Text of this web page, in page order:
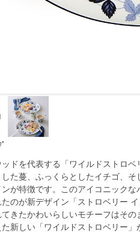
ドを代表する「ワイルドストロ
た蔓、ふっくらとしたイチゴ、
ンが特徴です。このアイコニック
のが新デザイン「ストロベリー イ
きたかわいらしいモチーフはそ
新しい「ワイルドストロベリー」